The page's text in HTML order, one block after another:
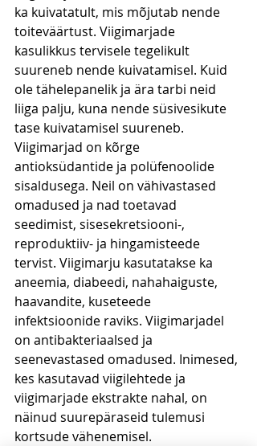
ka kuivatatult, mis mõjutab nende
toiteväärtust. Viigimarjade
kasulikkus tervisele tegelikult
suureneb nende kuivatamisel. Kuid
ole tähelepanelik ja ära tarbi neid
liiga palju, kuna nende süsivesikute
tase kuivatamisel suureneb.
Viigimarjad on kõrge
antioksüdantide ja polüfenoolide
sisaldusega. Neil on vähivastased
omadused ja nad toetavad
seedimist, sisesekretsiooni-,
reproduktiiv- ja hingamisteede
tervist. Viigimarju kasutatakse ka
aneemia, diabeedi, nahahaiguste,
haavandite, kuseteede
infektsioonide raviks. Viigimarjadel
on antibakteriaalsed ja
seenevastased omadused. Inimesed,
kes kasutavad viigilehtede ja
viigimarjade ekstrakte nahal, on
näinud suurepäraseid tulemusi
kortsude vähenemisel.